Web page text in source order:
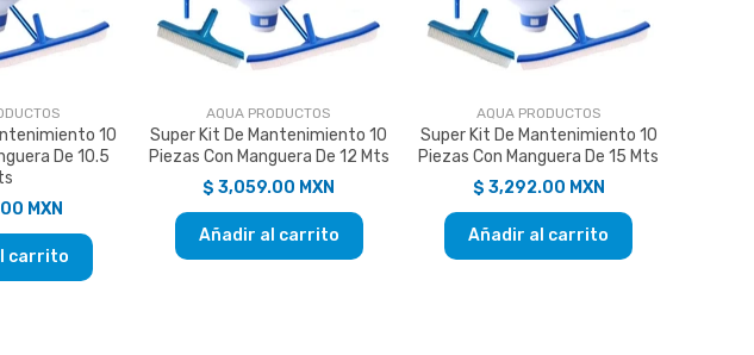
10
De 10.5
MXN
carrito
AQUA PRODUCTOS
Super Kit De Mantenimiento 10
Piezas Con Manguera De 12 Mts
$ 3,059.00 MXN
Añadir al carrito
AQUA PRODUCTOS
Super Kit De Mantenimiento 10
Piezas Con Manguera De 15 Mts
$ 3,292.00 MXN
Añadir al carrito